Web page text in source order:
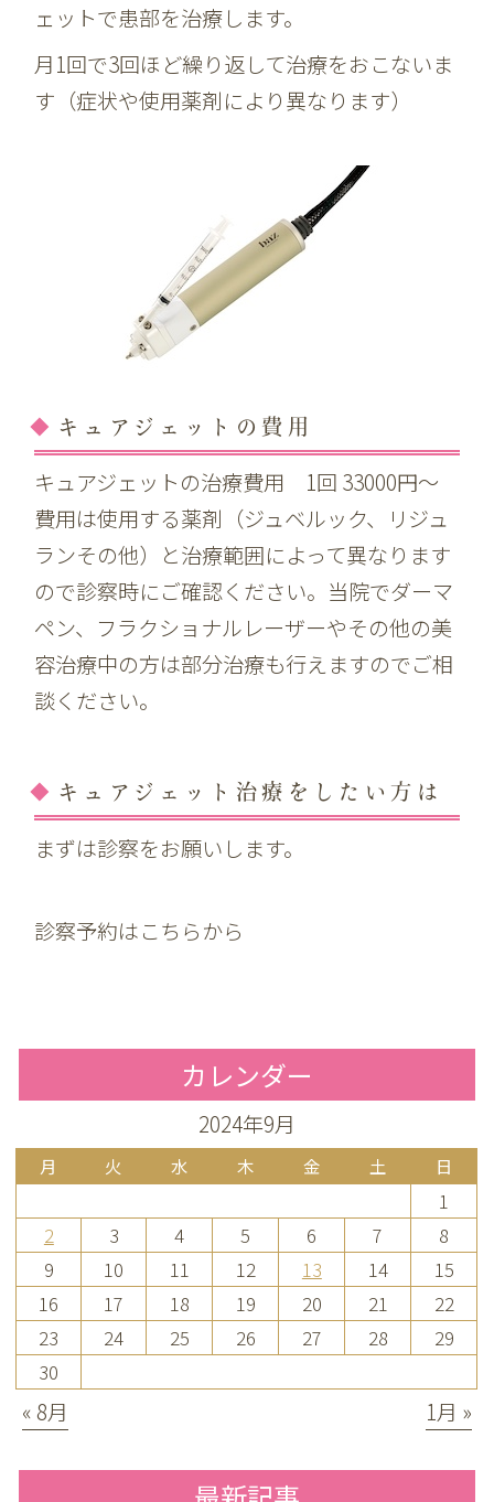
ェットで患部を治療します。
月1回で3回ほど繰り返して治療をおこないま
す（症状や使用薬剤により異なります）
キュアジェットの費用
キュアジェットの治療費用 1回 33000円〜
費用は使用する薬剤（ジュベルック、リジュ
ランその他）と治療範囲によって異なります
ので診察時にご確認ください。当院でダーマ
ペン、フラクショナルレーザーやその他の美
容治療中の方は部分治療も行えますのでご相
談ください。
キュアジェット治療をしたい方は
まずは診察をお願いします。
診察予約はこちらから
カレンダー
2024年9月
月 火 水 木 金 土 日
1
2
3 4 5 6 7
8
9
10 11 12 13 14
15
16
17 18 19 20 21
22
23
24 25 26 27 28
29
30
« 8月 1月 »